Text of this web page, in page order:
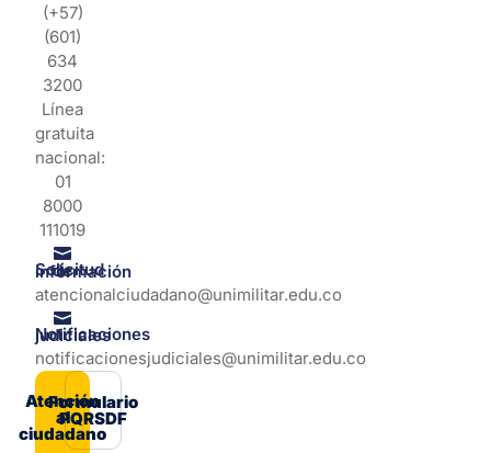
(+57)
(601)
634
3200
Línea
gratuita
nacional:
01
8000
111019
Solicitud de información
atencionalciudadano@unimilitar.edu.co
Notificaciones judiciales
notificacionesjudiciales@unimilitar.edu.co
Atención
al
ciudadano
Formulario
PQRSDF